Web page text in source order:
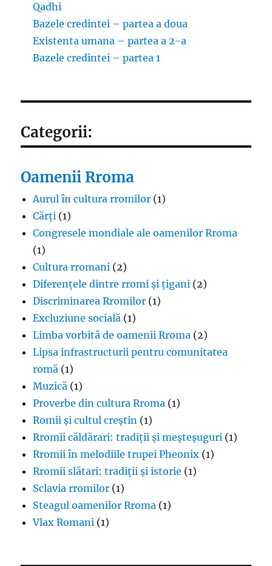
Qadhi
Bazele credintei – partea a doua
Existenta umana – partea a 2-a
Bazele credintei – partea 1
Categorii:
Oamenii Rroma
Aurul în cultura rromilor (1)
Cărți (1)
Congresele mondiale ale oamenilor Rroma
(1)
Cultura rromani (2)
Diferențele dintre rromi și țigani (2)
Discriminarea Rromilor (1)
Excluziune socială (1)
Limba vorbită de oamenii Rroma (2)
Lipsa infrastructurii pentru comunitatea
romă (1)
Muzică (1)
Proverbe din cultura Rroma (1)
Romii și cultul creștin (1)
Rromii căldărari: tradiții și meșteșuguri (1)
Rromii în melodiile trupei Pheonix (1)
Rromii slătari: tradiții și istorie (1)
Sclavia rromilor (1)
Steagul oamenilor Rroma (1)
Vlax Romani (1)